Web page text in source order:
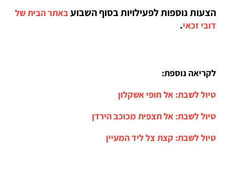
הצעות נוספות לפעילויות בסוף השבועבאתר הבית של
דובי זכאי.
לקריאה נוספת:
טיול לשבת: אל חופי אשקלון
טיול לשבת: אל תצפית מכוכב הירדן
טיול לשבת: קצת צל ליד המעיין